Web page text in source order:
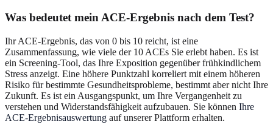
Was bedeutet mein ACE-Ergebnis nach dem Test?
Ihr ACE-Ergebnis, das von 0 bis 10 reicht, ist eine
Zusammenfassung, wie viele der 10 ACEs Sie erlebt haben. Es ist
ein Screening-Tool, das Ihre Exposition gegenüber frühkindlichem
Stress anzeigt. Eine höhere Punktzahl korreliert mit einem höheren
Risiko für bestimmte Gesundheitsprobleme, bestimmt aber nicht Ihre
Zukunft. Es ist ein Ausgangspunkt, um Ihre Vergangenheit zu
verstehen und Widerstandsfähigkeit aufzubauen. Sie können Ihre
ACE-Ergebnisauswertung auf unserer Plattform erhalten.